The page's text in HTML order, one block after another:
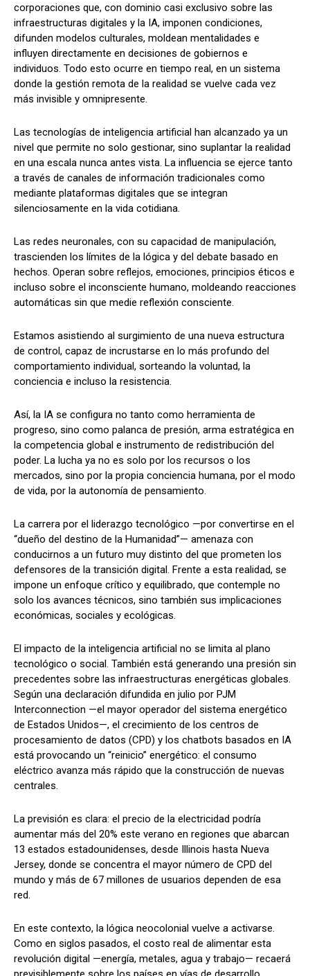
corporaciones que, con dominio casi exclusivo sobre las
infraestructuras digitales y la IA, imponen condiciones,
difunden modelos culturales, moldean mentalidades e
influyen directamente en decisiones de gobiernos e
individuos. Todo esto ocurre en tiempo real, en un sistema
donde la gestión remota de la realidad se vuelve cada vez
más invisible y omnipresente.
Las tecnologías de inteligencia artificial han alcanzado ya un
nivel que permite no solo gestionar, sino suplantar la realidad
en una escala nunca antes vista. La influencia se ejerce tanto
a través de canales de información tradicionales como
mediante plataformas digitales que se integran
silenciosamente en la vida cotidiana.
Las redes neuronales, con su capacidad de manipulación,
trascienden los límites de la lógica y del debate basado en
hechos. Operan sobre reflejos, emociones, principios éticos e
incluso sobre el inconsciente humano, moldeando reacciones
automáticas sin que medie reflexión consciente.
Estamos asistiendo al surgimiento de una nueva estructura
de control, capaz de incrustarse en lo más profundo del
comportamiento individual, sorteando la voluntad, la
conciencia e incluso la resistencia.
Así, la IA se configura no tanto como herramienta de
progreso, sino como palanca de presión, arma estratégica en
la competencia global e instrumento de redistribución del
poder. La lucha ya no es solo por los recursos o los
mercados, sino por la propia conciencia humana, por el modo
de vida, por la autonomía de pensamiento.
La carrera por el liderazgo tecnológico —por convertirse en el
“dueño del destino de la Humanidad”— amenaza con
conducirnos a un futuro muy distinto del que prometen los
defensores de la transición digital. Frente a esta realidad, se
impone un enfoque crítico y equilibrado, que contemple no
solo los avances técnicos, sino también sus implicaciones
económicas, sociales y ecológicas.
El impacto de la inteligencia artificial no se limita al plano
tecnológico o social. También está generando una presión sin
precedentes sobre las infraestructuras energéticas globales.
Según una declaración difundida en julio por PJM
Interconnection —el mayor operador del sistema energético
de Estados Unidos—, el crecimiento de los centros de
procesamiento de datos (CPD) y los chatbots basados en IA
está provocando un “reinicio” energético: el consumo
eléctrico avanza más rápido que la construcción de nuevas
centrales.
La previsión es clara: el precio de la electricidad podría
aumentar más del 20% este verano en regiones que abarcan
13 estados estadounidenses, desde Illinois hasta Nueva
Jersey, donde se concentra el mayor número de CPD del
mundo y más de 67 millones de usuarios dependen de esa
red.
En este contexto, la lógica neocolonial vuelve a activarse.
Como en siglos pasados, el costo real de alimentar esta
revolución digital —energía, metales, agua y trabajo— recaerá